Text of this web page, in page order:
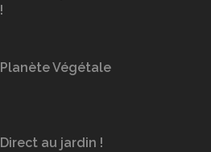
!
Planète Végétale
Direct au jardin !